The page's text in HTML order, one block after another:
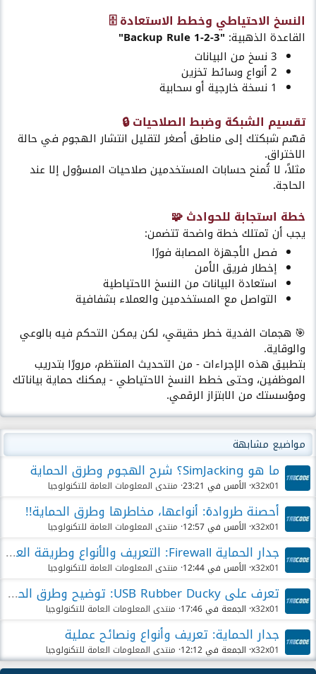
النسخ الاحتياطي وخطط الاستعادة 🗄️​
القاعدة الذهبية: "3-2-1 Backup Rule"
3 نسخ من البيانات
2 أنواع وسائط تخزين
1 نسخة خارجية أو سحابية
تقسيم الشبكة وضبط الصلاحيات 🔒​
قسّم شبكتك إلى مناطق أصغر لتقليل انتشار الهجوم في حالة
الاختراق.
مثلاً، لا تُمنح حسابات المستخدمين صلاحيات المسؤول إلا عند
الحاجة.
خطة استجابة للحوادث 🧩​
يجب أن تمتلك خطة واضحة تتضمن:
فصل الأجهزة المصابة فورًا
إخطار فريق الأمن
استعادة البيانات من النسخ الاحتياطية
التواصل مع المستخدمين والعملاء بشفافية
🎯 هجمات الفدية خطر حقيقي، لكن يمكن التحكم فيه بالوعي
والوقاية.
بتطبيق هذه الإجراءات - من التحديث المنتظم، مرورًا بتدريب
الموظفين، وحتى خطط النسخ الاحتياطي - يمكنك حماية بياناتك
ومؤسستك من الابتزاز الرقمي.
مواضيع مشابهة
ما هو SimJacking؟ شرح الهجوم وطرق الحماية
x32x01 الأمس في 23:21 منتدى المعلومات العامة للتكنولوجيا
أحصنة طروادة: أنواعها، مخاطرها وطرق الحماية!!
x32x01 الأمس في 12:57 منتدى المعلومات العامة للتكنولوجيا
جدار الحماية Firewall: التعريف والأنواع وطريقة العمل
x32x01 الأمس في 12:44 منتدى المعلومات العامة للتكنولوجيا
تعرف على USB Rubber Ducky: توضيح وطرق الحماية
x32x01 الجمعة في 17:46 منتدى المعلومات العامة للتكنولوجيا
جدار الحماية: تعريف وأنواع ونصائح عملية
x32x01 الجمعة في 12:12 منتدى المعلومات العامة للتكنولوجيا